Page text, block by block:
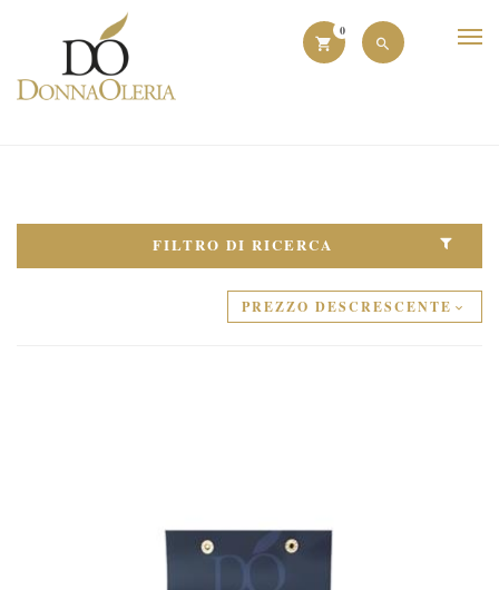
0
FILTRO DI RICERCA
PREZZO DESCRESCENTE